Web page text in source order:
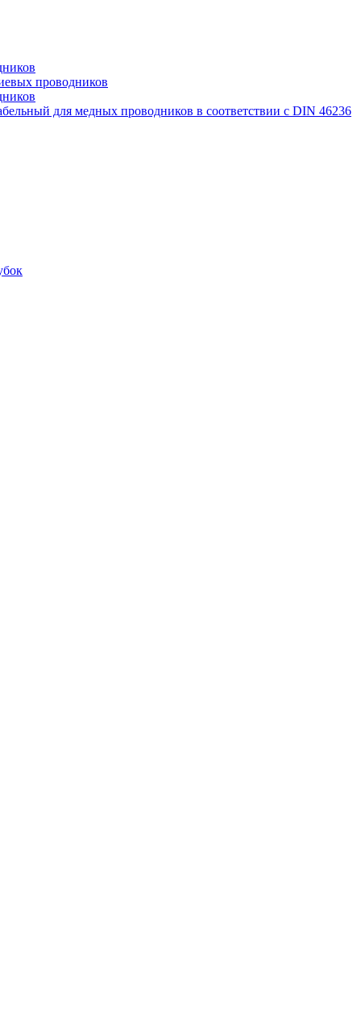
проводников
для медных проводников в соответствии с DIN 46236